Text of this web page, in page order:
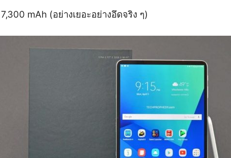
mAh (อย่างเยอะอย่างอึดจริง ๆ)